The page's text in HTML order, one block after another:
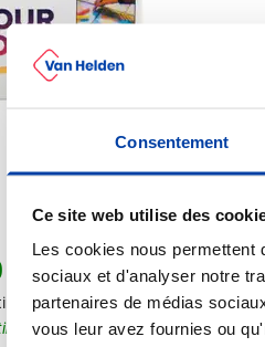
Consentement
Ce site web utilise des
Les cookies nous permettent
sociaux et d'analyser notre
partenaires de médias
vous leur avez fournies ou
de 144 unités
de18 août
001
Sac à
à partir